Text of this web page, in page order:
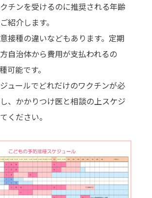
チンを受けるのに推奨される年齢
紹介します。
接種の違いなどもあります。定期
自治体から費用が支払われるの
可能です。
ュールでどれだけのワクチンが必
、かかりつけ医と相談の上スケジ
ください。